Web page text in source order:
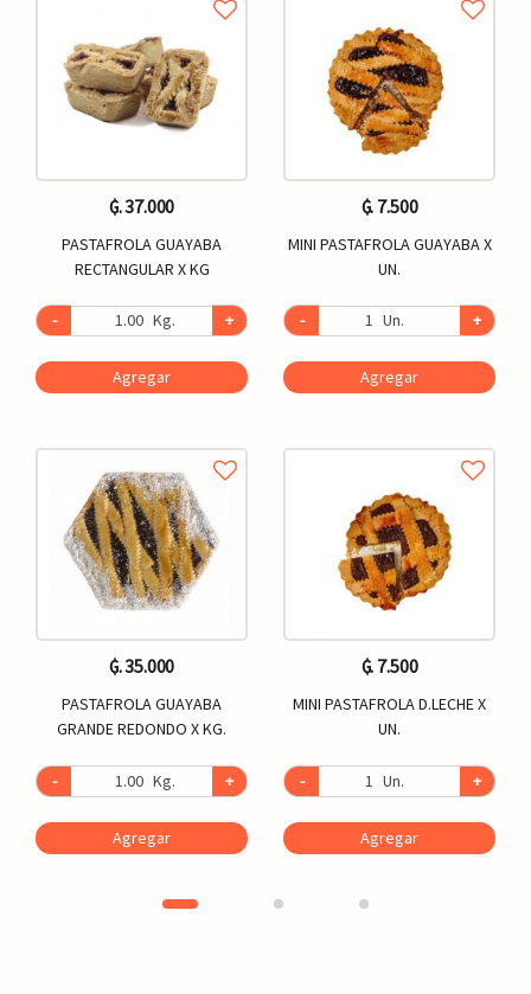
₲. 37.000
PASTAFROLA GUAYABA
RECTANGULAR X KG
- Kg. +
Agregar
₲. 35.000
PASTAFROLA GUAYABA
GRANDE REDONDO X KG.
- Kg. +
Agregar
₲. 7.500
MINI PASTAFROLA GUAYABA X
UN.
- Un. +
Agregar
₲. 7.500
MINI PASTAFROLA D.LECHE X
UN.
- Un. +
Agregar